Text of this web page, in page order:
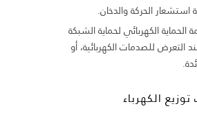
استشعار الحركة والدخان.
الحماية الكهربائي لحماية الشبكة
التعرض للصدمات الكهربائية، أو
الكهرباء